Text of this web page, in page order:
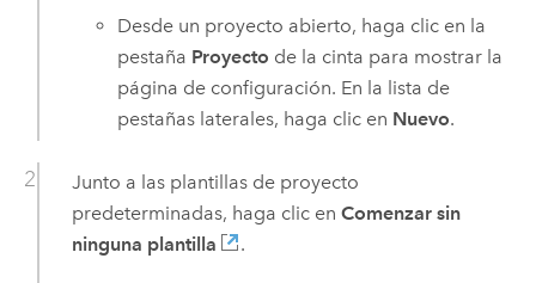
Desde un proyecto abierto, haga clic en la
pestaña Proyecto de la cinta para mostrar la
página de configuración. En la lista de
pestañas laterales, haga clic en Nuevo.
Junto a las plantillas de proyecto
predeterminadas, haga clic en Comenzar sin
ninguna plantilla
.